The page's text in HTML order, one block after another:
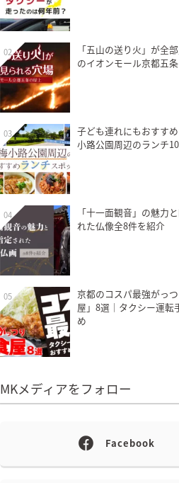
02
「五山の送り火」が全
のイオンモール京都五
03
子ども連れにもおすす
小路公園周辺のランチ
04
「十一面観音」の魅力
れた仏像全8件を紹介
05
京都のコスパ最強がっ
屋」8選｜タクシー運転
め
MKメディアをフォロー
Facebook